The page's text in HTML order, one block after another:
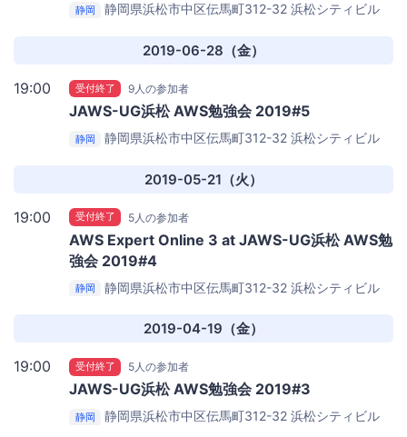
静岡
静岡県浜松市中区伝馬町312-32 浜松シティビル
2019-06-28（金）
19:00 受付終了 9人の参加者
JAWS-UG浜松 AWS勉強会 2019#5
静岡
静岡県浜松市中区伝馬町312-32 浜松シティビル
2019-05-21（火）
19:00 受付終了 5人の参加者
AWS Expert Online 3 at JAWS-UG浜松 AWS勉
強会 2019#4
静岡
静岡県浜松市中区伝馬町312-32 浜松シティビル
2019-04-19（金）
19:00 受付終了 5人の参加者
JAWS-UG浜松 AWS勉強会 2019#3
静岡
静岡県浜松市中区伝馬町312-32 浜松シティビル